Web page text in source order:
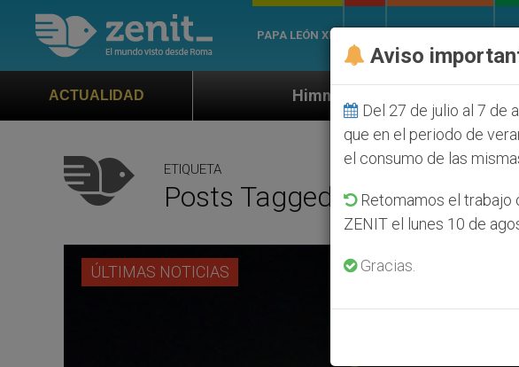
PAPA LEÓN XIV
ACTUALIDADHimno oficial de la Jornada Mundial de la Juventud
ETIQUETA
Posts Tagged ‘El Pesebre Y
ÚLTIMAS NOTICIAS
Aviso
Del 27 de julio al 7 de
que en el periodo de
el consumo de las
Retomamos el trabajo
ZENIT el lunes 10 de
Gracias.